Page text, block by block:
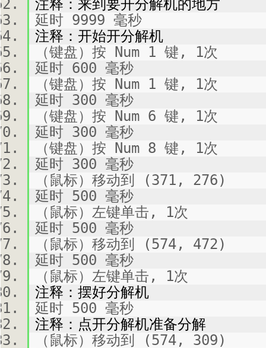
注释：来到要开分解机的地方
延时 9999 毫秒
注释：开始开分解机
（键盘）按 Num 1 键, 1次
延时 600 毫秒
（键盘）按 Num 1 键, 1次
延时 300 毫秒
（键盘）按 Num 6 键, 1次
延时 300 毫秒
（键盘）按 Num 8 键, 1次
延时 300 毫秒
（鼠标）移动到 (371, 276)
延时 500 毫秒
（鼠标）左键单击, 1次
延时 500 毫秒
（鼠标）移动到 (574, 472)
延时 500 毫秒
（鼠标）左键单击, 1次
注释：摆好分解机
延时 500 毫秒
注释：点开分解机准备分解
（鼠标）移动到 (574, 309)